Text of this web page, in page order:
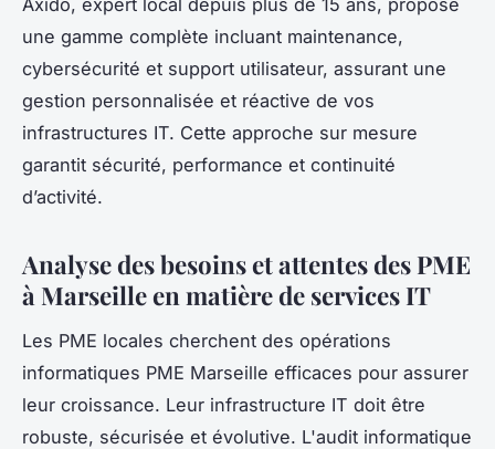
une gamme complète incluant maintenance,
cybersécurité et support utilisateur, assurant une
gestion personnalisée et réactive de vos
infrastructures IT. Cette approche sur mesure
garantit sécurité, performance et continuité
d’activité.
Analyse des besoins et attentes des PME
à Marseille en matière de services IT
Les PME locales cherchent des opérations
informatiques PME Marseille efficaces pour assurer
leur croissance. Leur infrastructure IT doit être
robuste, sécurisée et évolutive. L'audit informatique